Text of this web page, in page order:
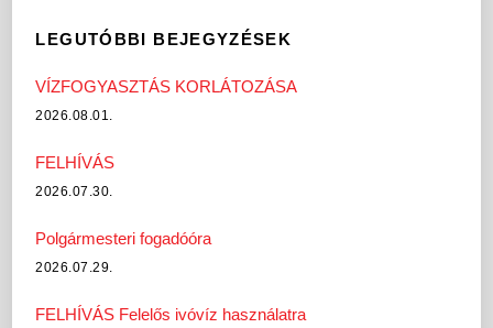
LEGUTÓBBI BEJEGYZÉSEK
VÍZFOGYASZTÁS KORLÁTOZÁSA
2026.08.01.
FELHÍVÁS
2026.07.30.
Polgármesteri fogadóóra
2026.07.29.
FELHÍVÁS Felelős ivóvíz használatra